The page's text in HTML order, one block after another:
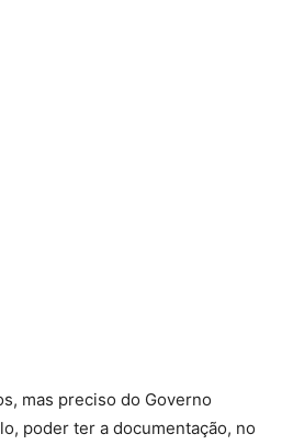
mas preciso do Governo
poder ter a documentação, no